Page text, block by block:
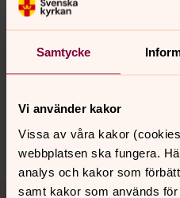
Samtycke
Vi använder kakor
Vissa av våra kakor
webbplatsen ska fungera.
analys och kakor som
samt kakor som används
Senast ändrad 6 mars 2024
Synpunkter eller
Dela
Tillbaka till toppen
Tillbaka till innehållet